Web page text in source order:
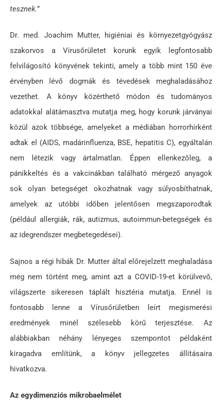
tesznek.”
Dr. med. Joachim Mutter, higiéniai és környezetgyógyász
szakorvos a Vírusőrületet korunk egyik legfontosabb
felvilágosító könyvének tekinti, amely a több mint 150 éve
érvényben lévő dogmák és tévedések meghaladásához
vezethet. A könyv közérthető módon és tudományos
adatokkal alátámasztva mutatja meg, hogy korunk járványai
közül azok többsége, amelyeket a médiában horrorhírként
adtak el (AIDS, madárinfluenza, BSE, hepatitis C), egyáltalán
nem létezik vagy ártalmatlan. Éppen ellenkezőleg, a
pánikkeltés és a vakcinákban található mérgező anyagok
sok olyan betegséget okozhatnak vagy súlyosbíthatnak,
amelyek az utóbbi időben jelentősen megszaporodtak
(például allergiák, rák, autizmus, autoimmun-betegségek és
az idegrendszer megbetegedései).
Sajnos a régi hibák Dr. Mutter által előrejelzett meghaladása
még nem történt meg, amint azt a COVID-19-et körülvevő,
világszerte sikeresen táplált hisztéria mutatja. Ennél is
fontosabb lenne a Vírusőrületben leírt megismerési
eredmények minél szélesebb körű terjesztése. Az
alábbiakban néhány lényeges szempontot példaként
kiragadva említünk, a könyv jellegzetes állításaira
hivatkozva.
Az egydimenziós mikrobaelmélet